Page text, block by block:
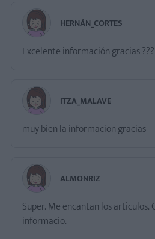
HERNÁN_CORTES
Excelente información gracias
ITZA_MALAVE
muy bien la informacion gracias
ALMONRIZ
Super. Me encantan los articulos.
informacio.